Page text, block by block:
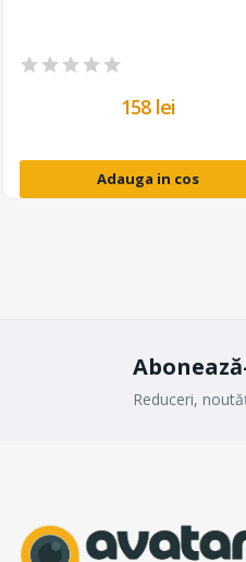
158 lei
Adauga in cos
Reduceri,